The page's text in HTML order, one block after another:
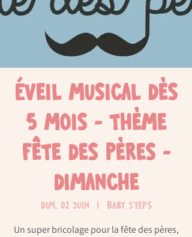
Éveil musical dès
5 mois - thème
fête des pères -
dimanche
dim. 02 juin
  |
Baby Steps
Un super bricolage pour la fête des pères,